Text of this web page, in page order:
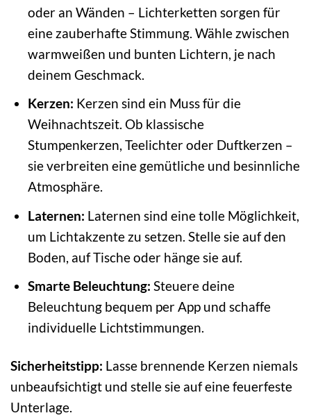
oder an Wänden – Lichterketten sorgen für
eine zauberhafte Stimmung. Wähle zwischen
warmweißen und bunten Lichtern, je nach
deinem Geschmack.
Kerzen: Kerzen sind ein Muss für die
Weihnachtszeit. Ob klassische
Stumpenkerzen, Teelichter oder Duftkerzen –
sie verbreiten eine gemütliche und besinnliche
Atmosphäre.
Laternen: Laternen sind eine tolle Möglichkeit,
um Lichtakzente zu setzen. Stelle sie auf den
Boden, auf Tische oder hänge sie auf.
Smarte Beleuchtung: Steuere deine
Beleuchtung bequem per App und schaffe
individuelle Lichtstimmungen.
Sicherheitstipp: Lasse brennende Kerzen niemals
unbeaufsichtigt und stelle sie auf eine feuerfeste
Unterlage.